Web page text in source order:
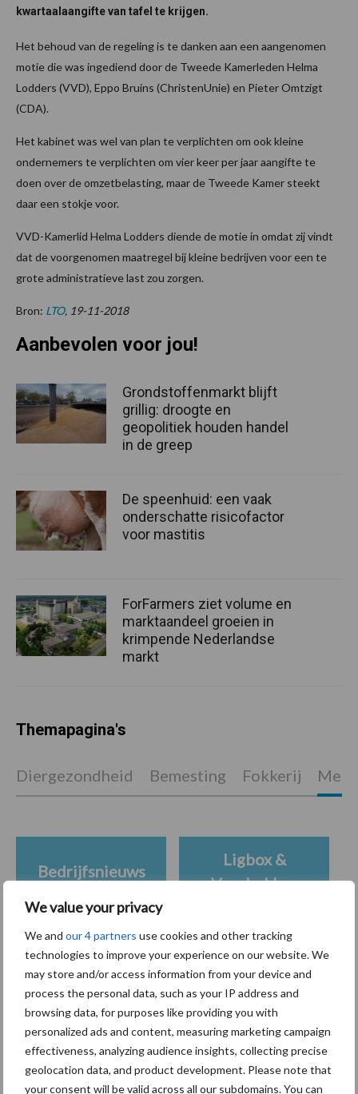
We value your privacy
We and our 4 partners use cookies and other tracking
technologies to improve your experience on our website. We
may store and/or access information from your device and
process the personal data, such as your IP address and
browsing data, for purposes like providing you with
personalized ads and content, measuring marketing campaign
effectiveness, analyzing audience insights, collecting precise
geolocation data, and product development. Please note that
your consent will be valid across all our subdomains. You can
kwartaalaangifte van tafel te krijgen.
Het behoud van de regeling is te danken aan een aangenomen
motie die was ingediend door de Tweede Kamerleden Helma
Lodders (VVD), Eppo Bruins (ChristenUnie) en Pieter Omtzigt
(CDA).
Het kabinet was wel van plan te verplichten om ook kleine
ondernemers te verplichten om vier keer per jaar aangifte te
doen over de omzetbelasting, maar de Tweede Kamer steekt
daar een stokje voor.
VVD-Kamerlid Helma Lodders diende de motie in omdat zij vindt
dat de voorgenomen maatregel bij kleine bedrijven voor een te
grote administratieve last zou zorgen.
Bron: LTO, 19-11-2018
Primaire
Sidebar
Recent nieuws Partner nieuws
Aanbevolen voor jou!
Grondstoffenmarkt blijft
grillig: droogte en
geopolitiek houden handel
in de greep
De speenhuid: een vaak
onderschatte risicofactor
voor mastitis
ForFarmers ziet volume en
marktaandeel groeien in
krimpende Nederlandse
markt
Themapagina's
Diergezondheid Bemesting Fokkerij
Bedrijfsnieuws
Ligbox &
Voerhekken
Toon meer